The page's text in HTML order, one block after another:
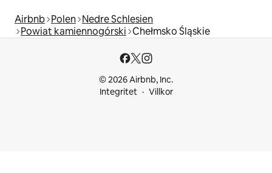
Airbnb Polen Nedre Schlesien
Powiat kamiennogórski Chełmsko Śląskie
© 2026 Airbnb, Inc.
Integritet
Villkor